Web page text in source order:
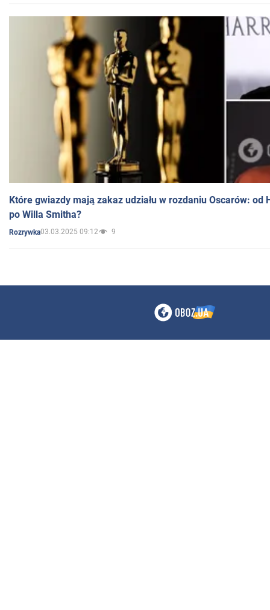
Które gwiazdy mają zakaz udziału w rozdaniu Oscarów: od
po Willa Smitha?
Rozrywka03.03.2025 09:12 9